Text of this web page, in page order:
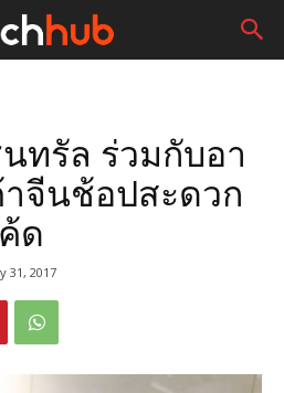
ทรัล ร่วมกับอา
จีนช้อปสะดวก
ด
31, 2017